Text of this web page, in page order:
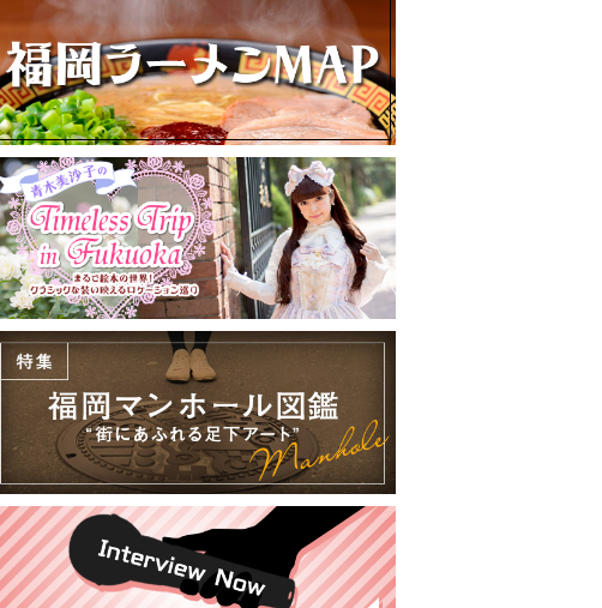
2023.03.07
磯ぎよからず 博多本店 〜 ヴィーガン・ベジタリアンメニュー試
食ツアー in 福岡市！〜
2023.03.02
リトルスタンド大名店 〜 ヴィーガン・ベジタリアンメニュー
試食ツアー in 福岡市！〜
2023.02.28
東筑軒 折尾本社うどん店